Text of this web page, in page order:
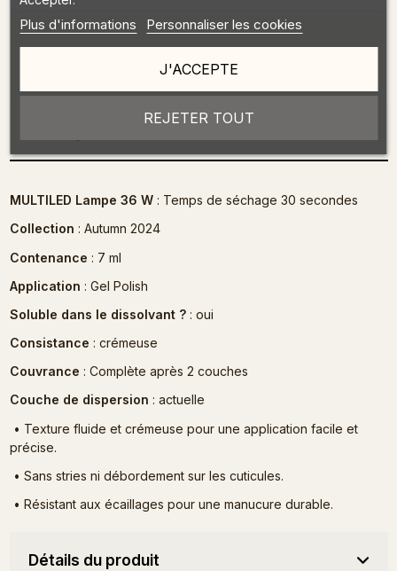
MULTILED Lampe 36 W: Temps de séchage 30 secondes
Collection : Autumn 2024
Contenance : 7 ml
Application : Gel Polish
Soluble dans le dissolvant ?: oui
Consistance : crémeuse
Couvrance : Complète après 2 couches
Couche de dispersion : actuelle
• Texture fluide et crémeuse pour une application facile et
précise.
• Sans stries ni débordement sur les cuticules.
• Résistant aux écaillages pour une manucure durable.
Détails du produit
Plus d'informations Personnaliser les cookies
REJETER TOUT
J'ACCEPTE